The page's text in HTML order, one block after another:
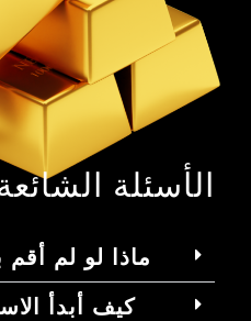
الأسئلة
ماذا لو لم أقم
كيف أبدأ